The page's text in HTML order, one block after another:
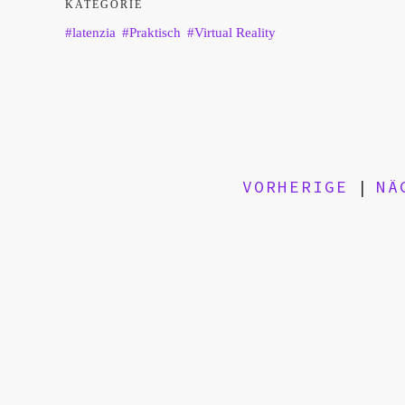
KATEGORIE
latenzia Praktisch Virtual Reality
VORHERIGE |